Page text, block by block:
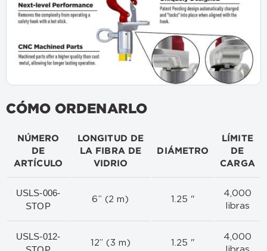
CÓMO ORDENARLO
NÚMERO
DE
ARTÍCULO
LONGITUD DE
LA FIBRA DE
VIDRIO
DIÁMETRO
LÍMITE
DE
CARGA
USLS-006-
STOP
6” (2 m) 1.25 "
4,000
libras
USLS-012-
12” (3 m) 1.25 "
4,000